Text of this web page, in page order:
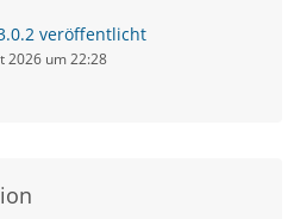
veröffentlicht
2026 um 22:28